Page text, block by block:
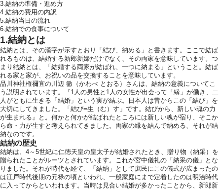
3.結納の準備・進め方
4.結納の費用の内訳
5.結納当日の流れ
6.結納での食事について
1.結納とは
結納とは、その漢字が示すとおり「結び、納める」と書きます。ここで結ば
れるものは、結婚する新郎新婦だけでなく、その両家を意味しています。つ
まり結納とは、「結婚する両家が結ばれ、一つに納まる」ということ。結ば
れる家と家が、お祝いの品を交換することを意味しています。
品川神社権禰宜の川辺 徹（かわべ とおる）さんは、結納の意義についてこ
う説明されています。『1人の男性と1人の女性が出会って「縁」が働き、二
人がともに生きる「結婚」という実が結ぶ。日本人は昔からこの「結び」を
大切にしてきました。「結び=生（む）す」です。結びから、新しい魂の力
が生まれる』と。何かと何かが結ばれたところには新しい魂が宿り、そこか
ら命・力が生すと考えられてきました。両家の縁を結んで納める、それが結
納なのです。
結納の歴史
結納は、4～5世紀に仁徳天皇の皇太子が結婚されたとき、贈り物（納采）を
贈られたことがルーツとされています。これが宮中儀礼の「納采の儀」とな
りました。それが時代を経て、「結納」として庶民にこの儀式が広まったの
は江戸時代後期の元禄の頃といわれ、一般家庭にまで定着したのは明治時代
に入ってからといわれます。当時は見合い結婚が多かったことから、新郎新